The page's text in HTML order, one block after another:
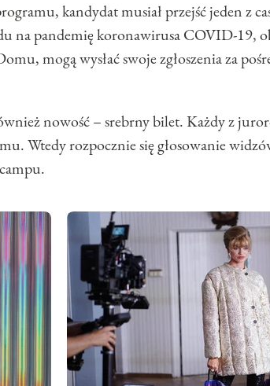
kandydat musiał przejść jeden z
na pandemię koronawirusa COVID-19,
mogą wysłać swoje zgłoszenia za
nowość – srebrny bilet. Każdy z
Wtedy rozpocznie się głosowanie